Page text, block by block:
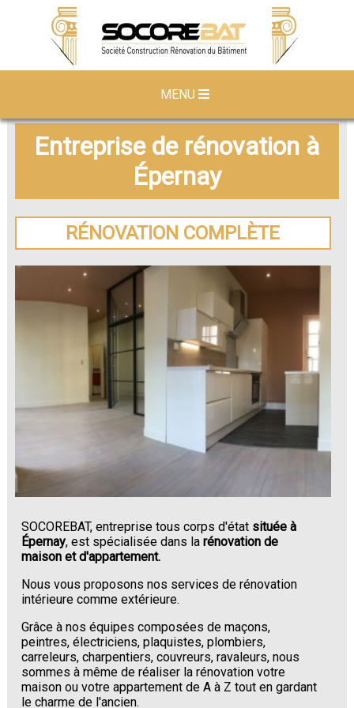
MENU
Entreprise de rénovation à
Épernay
RÉNOVATION COMPLÈTE
SOCOREBAT, entreprise tous corps d'état située à
Épernay, est spécialisée dans larénovation de
maison et d'appartement.
Nous vous proposons nos services de rénovation
intérieure comme extérieure.
Grâce à nos équipes composées de maçons,
peintres, électriciens, plaquistes, plombiers,
carreleurs, charpentiers, couvreurs, ravaleurs, nous
sommes à même de réaliser la rénovation votre
maison ou votre appartement de A à Z tout en gardant
le charme de l'ancien.